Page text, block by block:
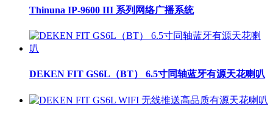
Thinuna IP-9600 III 系列网络广播系统
DEKEN FIT GS6L（BT） 6.5寸同轴蓝牙有源天花喇叭